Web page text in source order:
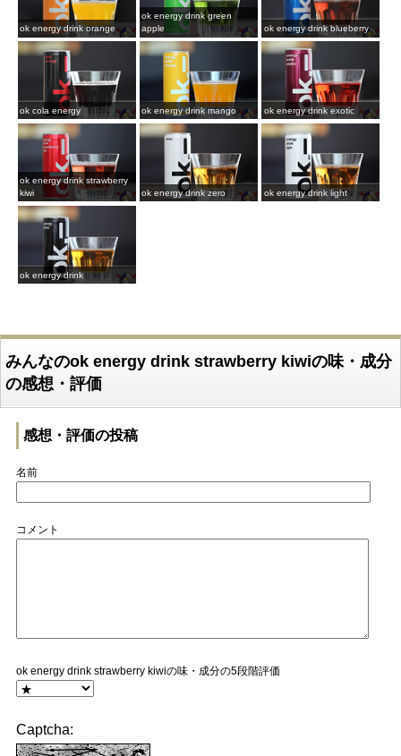
ok energy drink orange
ok energy drink green
apple
ok energy drink blueberry
ok cola energy ok energy drink mango ok energy drink exotic
ok energy drink strawberry
kiwi
ok energy drink zero ok energy drink light
ok energy drink
みんなのok energy drink strawberry kiwiの味・成分
の感想・評価
感想・評価の投稿
名前
コメント
ok energy drink strawberry kiwiの味・成分の5段階評価
Captcha: